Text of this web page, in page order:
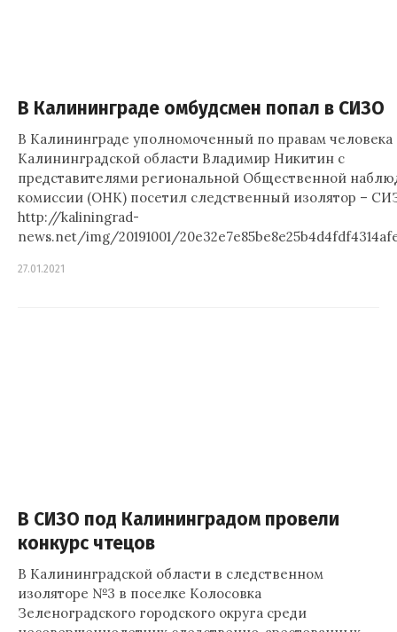
В Калининграде омбудсмен попал в СИЗО
В Калининграде уполномоченный по правам человека
Калининградской области Владимир Никитин с
представителями региональной Общественной
комиссии (ОНК) посетил следственный изолятор –
http://kaliningrad-
news.net/img/20191001/
27.01.2021
В СИЗО под Калининградом провели
конкурс чтецов
В Калининградской области в следственном
изоляторе №3 в поселке Колосовка
Зеленоградского городского округа среди